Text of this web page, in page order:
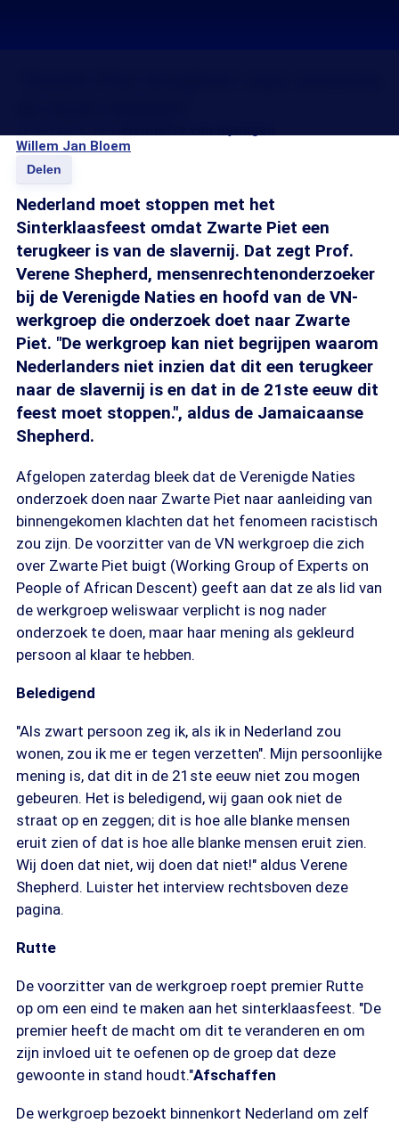
Willem Jan Bloem
Delen
Nederland moet stoppen met het
Sinterklaasfeest omdat Zwarte Piet een
terugkeer is van de slavernij. Dat zegt Prof.
Verene Shepherd, mensenrechtenonderzoeker
bij de Verenigde Naties en hoofd van de VN-
werkgroep die onderzoek doet naar Zwarte
Piet. "De werkgroep kan niet begrijpen waarom
Nederlanders niet inzien dat dit een terugkeer
naar de slavernij is en dat in de 21ste eeuw dit
feest moet stoppen.", aldus de Jamaicaanse
Shepherd.
Afgelopen zaterdag bleek dat de Verenigde Naties
onderzoek doen naar Zwarte Piet naar aanleiding van
binnengekomen klachten dat het fenomeen racistisch
zou zijn. De voorzitter van de VN werkgroep die zich
over Zwarte Piet buigt (Working Group of Experts on
People of African Descent) geeft aan dat ze als lid van
de werkgroep weliswaar verplicht is nog nader
onderzoek te doen, maar haar mening als gekleurd
persoon al klaar te hebben.
Beledigend
"Als zwart persoon zeg ik, als ik in Nederland zou
wonen, zou ik me er tegen verzetten". Mijn persoonlijke
mening is, dat dit in de 21ste eeuw niet zou mogen
gebeuren. Het is beledigend, wij gaan ook niet de
straat op en zeggen; dit is hoe alle blanke mensen
eruit zien of dat is hoe alle blanke mensen eruit zien.
Wij doen dat niet, wij doen dat niet!" aldus Verene
Shepherd. Luister het interview rechtsboven deze
pagina.
Rutte
De voorzitter van de werkgroep roept premier Rutte
op om een eind te maken aan het sinterklaasfeest. "De
premier heeft de macht om dit te veranderen en om
zijn invloed uit te oefenen op de groep dat deze
gewoonte in stand houdt."Afschaffen
De werkgroep bezoekt binnenkort Nederland om zelf